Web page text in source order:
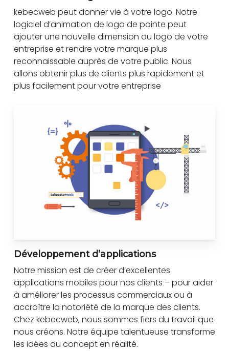
kebecweb peut donner vie à votre logo. Notre
logiciel d’animation de logo de pointe peut
ajouter une nouvelle dimension au logo de votre
entreprise et rendre votre marque plus
reconnaissable auprès de votre public. Nous
allons obtenir plus de clients plus rapidement et
plus facilement pour votre entreprise
Développement d’applications
Notre mission est de créer d’excellentes
applications mobiles pour nos clients – pour aider
à améliorer les processus commerciaux ou à
accroître la notoriété de la marque des clients.
Chez kebecweb, nous sommes fiers du travail que
nous créons. Notre équipe talentueuse transforme
les idées du concept en réalité.